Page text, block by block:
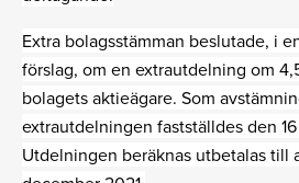
Extra bolagsstämman beslutade, i
förslag, om en extrautdelning om
bolagets aktieägare. Som
extrautdelningen fastställdes den
Utdelningen beräknas utbetalas till